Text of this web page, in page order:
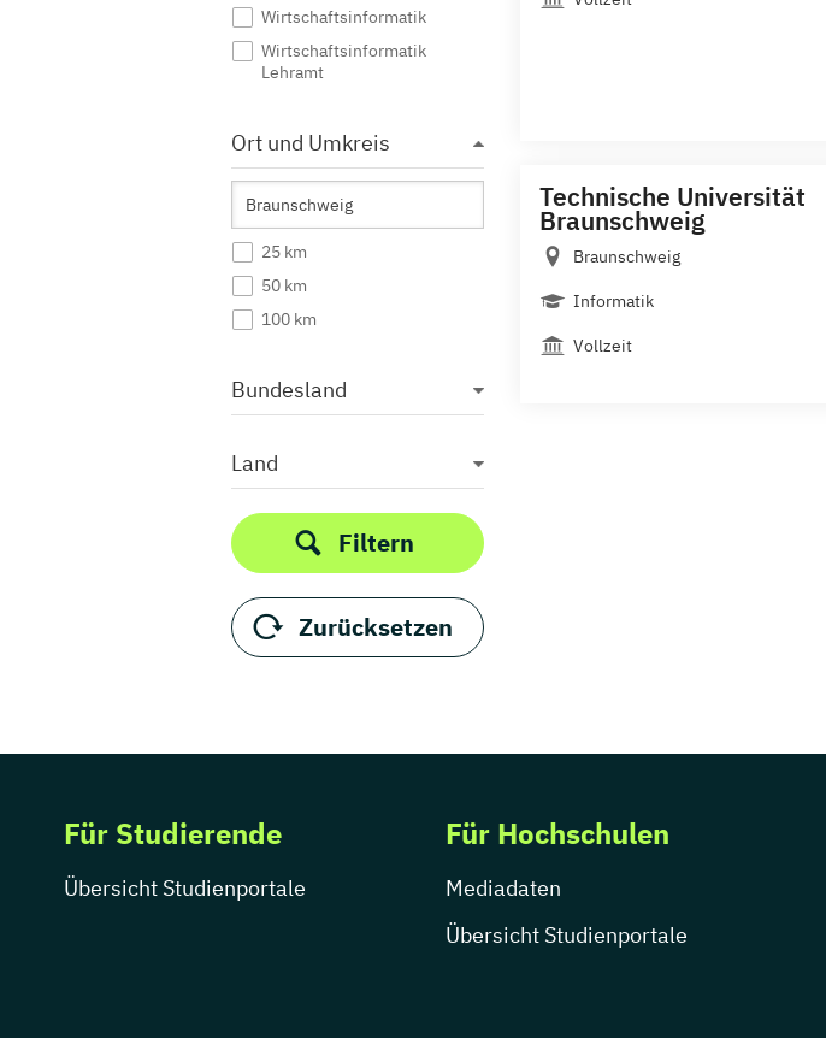
Wirtschaftsinformatik
Wirtschaftsinformatik
Lehramt
Ort und Umkreis
25 km
50 km
100 km
Bundesland
Land
Filtern
Zurücksetzen
Technische Universität
Braunschweig
Braunschweig
Informatik
Vollzeit
Für Studierende
Übersicht Studienportale
Für Hochschulen
Mediadaten
Übersicht Studienportale